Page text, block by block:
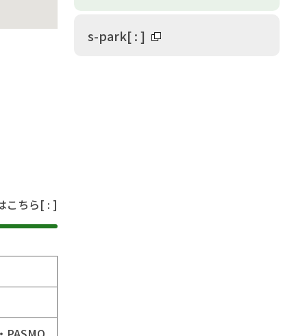
こちら[ : ]
s-park[:]